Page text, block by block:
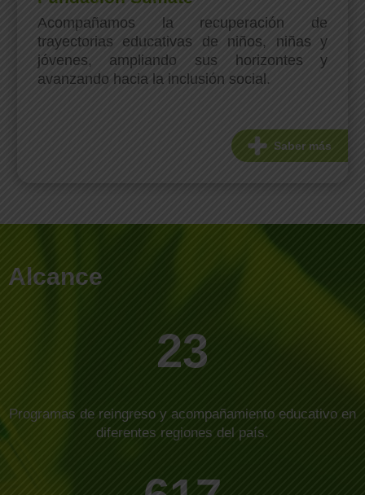
Acompañamos la recuperación de
trayectorias educativas de niños, niñas y
jóvenes, ampliando sus horizontes y
avanzando hacia la inclusión social.
Saber más
Alcance
23
Programas de reingreso y acompañamiento educativo en
diferentes regiones del país.